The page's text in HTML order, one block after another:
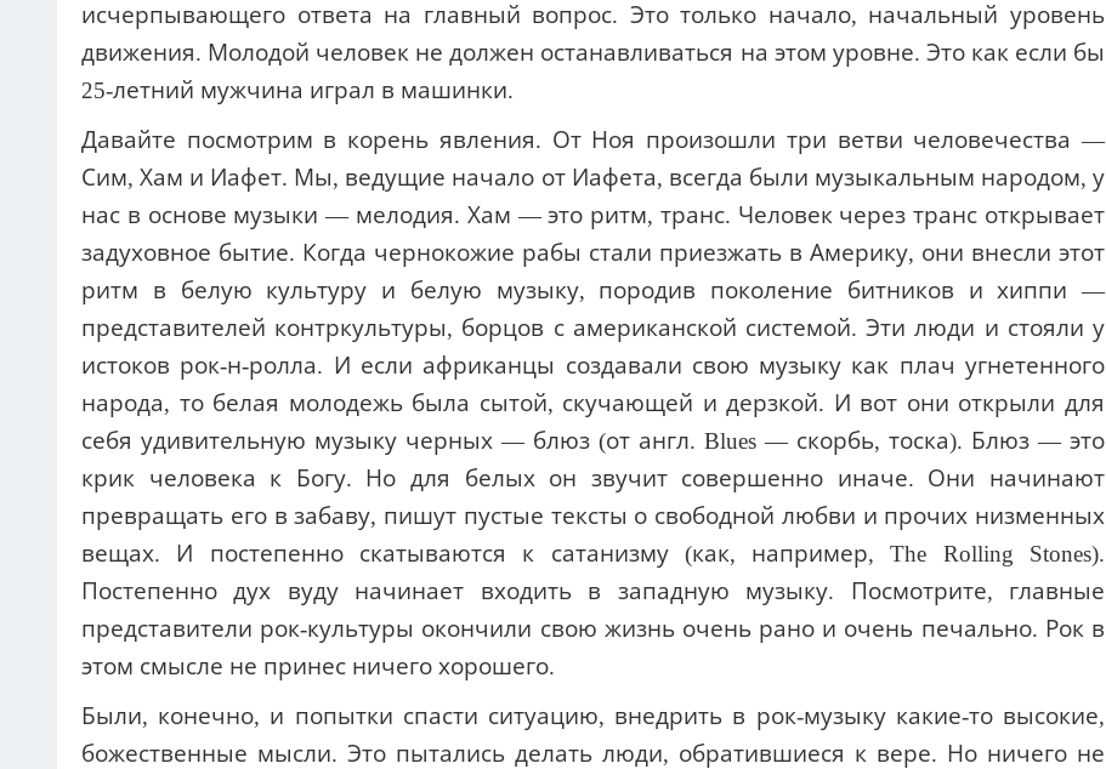
исчерпывающего ответа на главный вопрос. Это только начало, начальный уровень
движения. Молодой человек не должен останавливаться на этом уровне. Это как если бы
25-летний мужчина играл в машинки.
Давайте посмотрим в корень явления. От Ноя произошли три ветви человечества —
Сим, Хам и Иафет. Мы, ведущие начало от Иафета, всегда были музыкальным народом, у
нас в основе музыки — мелодия. Хам — это ритм, транс. Человек через транс открывает
задуховное бытие. Когда чернокожие рабы стали приезжать в Америку, они внесли этот
ритм в белую культуру и белую музыку, породив поколение битников и хиппи —
представителей контркультуры, борцов с американской системой. Эти люди и стояли у
истоков рок-н-ролла. И если африканцы создавали свою музыку как плач угнетенного
народа, то белая молодежь была сытой, скучающей и дерзкой. И вот они открыли для
себя удивительную музыку черных — блюз (от англ. Blues — скорбь, тоска). Блюз — это
крик человека к Богу. Но для белых он звучит совершенно иначе. Они начинают
превращать его в забаву, пишут пустые тексты о свободной любви и прочих низменных
вещах. И постепенно скатываются к сатанизму (как, например, The Rolling Stones).
Постепенно дух вуду начинает входить в западную музыку. Посмотрите, главные
представители рок-культуры окончили свою жизнь очень рано и очень печально. Рок в
этом смысле не принес ничего хорошего.
Были, конечно, и попытки спасти ситуацию, внедрить в рок-музыку какие-то высокие,
божественные мысли. Это пытались делать люди, обратившиеся к вере. Но ничего не